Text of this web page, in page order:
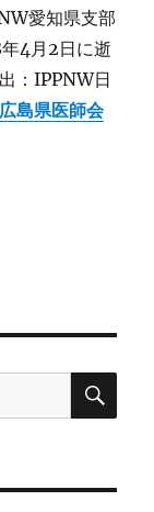
愛知県支部
4月2日に逝
：IPPNW日
広島県医師会
検